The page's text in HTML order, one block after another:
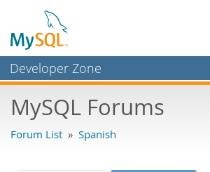
Developer Zone
Bugs
Labs
MySQL Forums
Forum List » Spanish